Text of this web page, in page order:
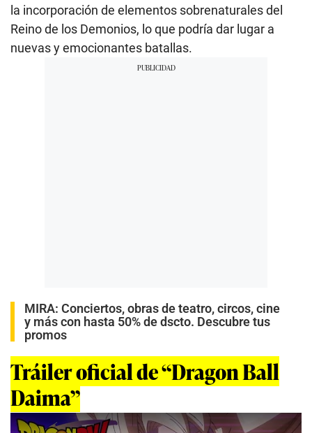
la incorporación de elementos sobrenaturales del
Reino de los Demonios, lo que podría dar lugar a
nuevas y emocionantes batallas.
MIRA: Conciertos, obras de teatro, circos, cine
y más con hasta 50% de dscto. Descubre tus
promos
Tráiler oficial de “Dragon Ball
Daima”